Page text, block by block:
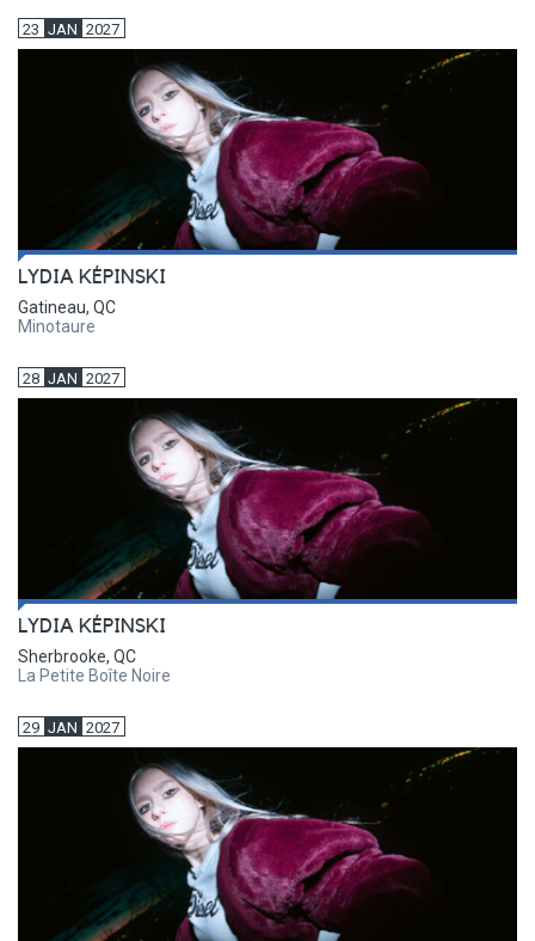
23 JAN 2027
LYDIA KÉPINSKI
Gatineau, QC
Minotaure
28 JAN 2027
LYDIA KÉPINSKI
Sherbrooke, QC
La Petite Boîte Noire
29 JAN 2027